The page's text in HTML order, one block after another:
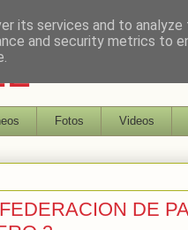
Fotos Videos
DE
its services and to analyze
and security metrics to